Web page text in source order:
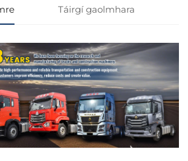
Táirgí gaolmhara